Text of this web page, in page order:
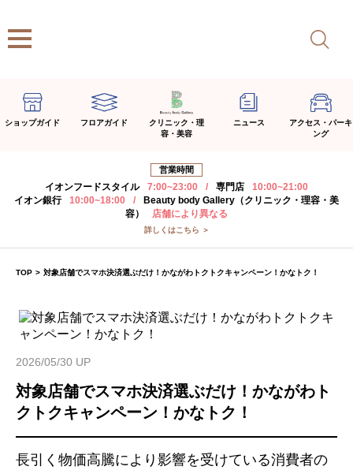
ショップガイド フロアガイド
クリニック・理
容・美容
ニュース
アクセス・パーキ
ング
営業時間
イオンフードスタイル 7:00~23:00 / 専門店
10:00~21:00
イオン銀行
10:00~18:00 /
Beauty body Gallery（クリニック・理容・美
容）
店舗により異なる
詳しくはこちら ＞
TOP > 対象店舗でスマホ決済選ぶだけ！かながわトクトクキャンペーン！かなトク！
2026/05/30 UP
対象店舗でスマホ決済選ぶだけ！かながわト
クトクキャンペーン！かなトク！
長引く物価高騰により影響を受けている消費者の